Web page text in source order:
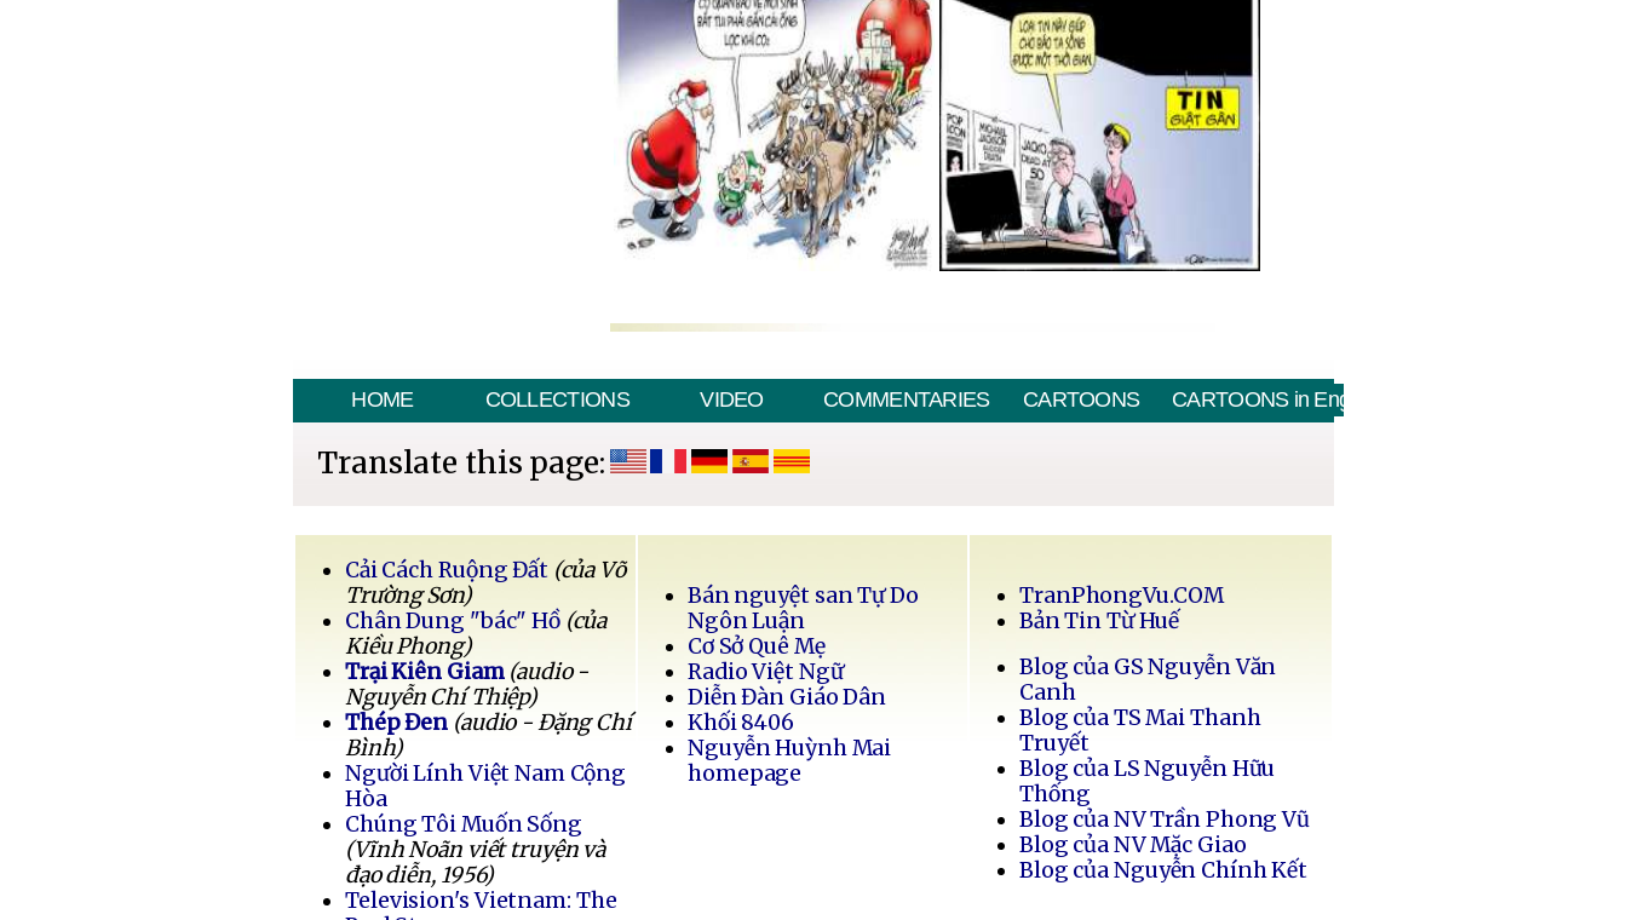
HOME COLLECTIONS VIDEO COMMENTARIES CARTOONS CARTOONS in English
Translate this page:
Cải Cách Ruộng Đất (của Võ
Trường Sơn)
Chân Dung "bác" Hồ (của
Kiều Phong)
Trại Kiên Giam (audio -
Nguyễn Chí Thiệp)
Thép Đen (audio - Đặng Chí
Bình)
Người Lính Việt Nam Cộng
Hòa
Chúng Tôi Muốn Sống
(Vĩnh Noãn viết truyện và
đạo diễn, 1956)
Television's Vietnam: The
Bán nguyệt san Tự Do
Ngôn Luận
Cơ Sở Quê Mẹ
Radio Việt Ngữ
Diễn Đàn Giáo Dân
Khối 8406
Nguyễn Huỳnh Mai
homepage
TranPhongVu.COM
Bản Tin Từ Huế
Blog của GS Nguyễn Văn
Canh
Blog của TS Mai Thanh
Truyết
Blog của LS Nguyễn Hữu
Thống
Blog của NV Trần Phong Vũ
Blog của NV Mặc Giao
Blog của Nguyễn Chính Kết